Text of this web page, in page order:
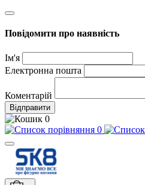
Повідомити про наявність
Ім'я
Електронна пошта
Коментарій
Відправити
0
0